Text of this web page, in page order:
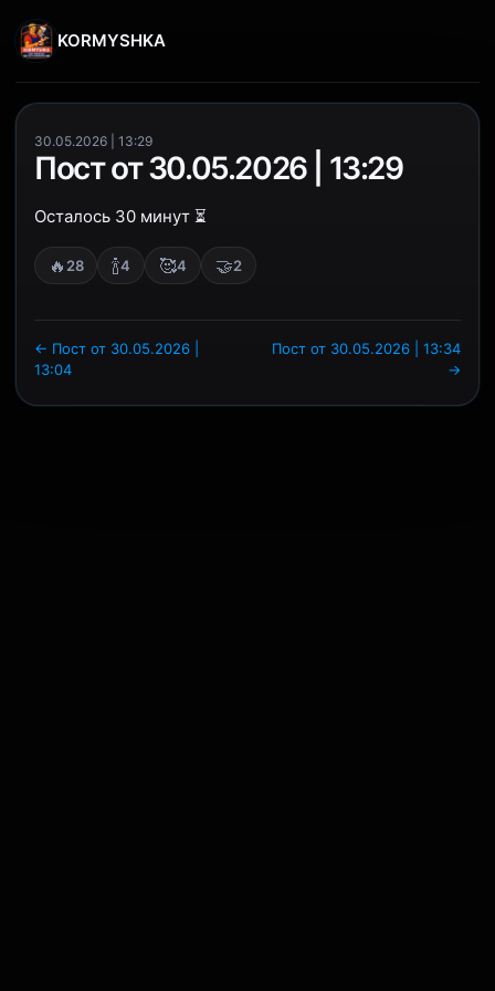
KORMYSHKA
30.05.2026 | 13:29
Пост от 30.05.2026 | 13:29
Осталось 30 минут ⏳
🔥 28 🍾4 🥰4 🤝2
← Пост от 30.05.2026 |
13:04
Пост от 30.05.2026 | 13:34
→